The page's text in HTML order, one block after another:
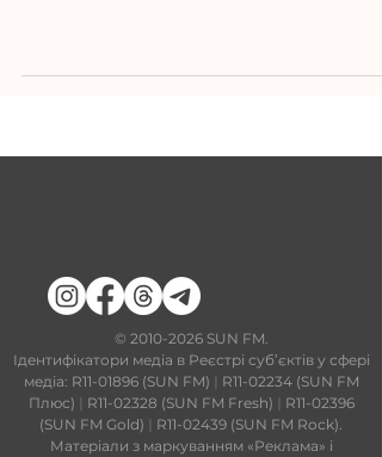
​© 2010-2026SUN FM.
Ідентифікатори медіа в Реєстрі суб’єктів у сфері
медіа: R11-01896 (SUN FM) | R11-02234 (SUN FM
Плюс) | R11-02328 (SUN FM Fresh) | R11-02396
(SUN FM Gold) | R11-02439 (SUN FM Rock).
Матеріали з маркуванням «Реклама» і